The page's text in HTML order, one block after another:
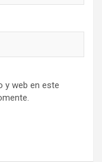
y web en este